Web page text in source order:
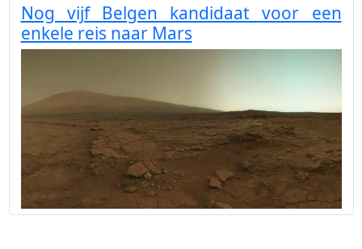
Nog vijf Belgen kandidaat voor een
enkele reis naar Mars